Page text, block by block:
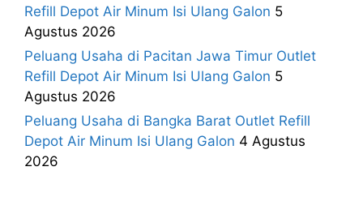
Refill Depot Air Minum Isi Ulang Galon 5
Agustus 2026
Peluang Usaha di Pacitan Jawa Timur Outlet
Refill Depot Air Minum Isi Ulang Galon 5
Agustus 2026
Peluang Usaha di Bangka Barat Outlet Refill
Depot Air Minum Isi Ulang Galon 4 Agustus
2026